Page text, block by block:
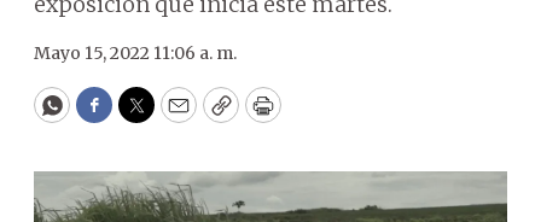
Mayo 15, 2022 11:06 a. m.
WhatsApp
Facebook
Twitter
EmailCopyPrint